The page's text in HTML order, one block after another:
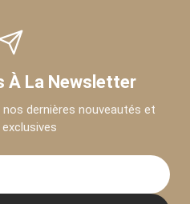
À La Newsletter
dernières nouveautés et